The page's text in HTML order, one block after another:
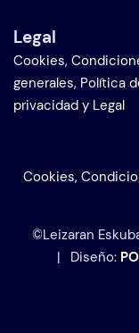
Legal
Cookies,
generales, Política
privacidad y Legal
Cookies,
©Leizaran
| Diseño: